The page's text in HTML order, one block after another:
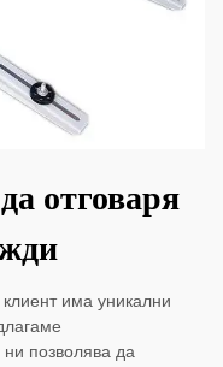
отговаря
има уникални
позволява да